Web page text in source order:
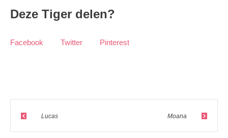
Deze Tiger delen?
Facebook Twitter Pinterest
Lucas Moana